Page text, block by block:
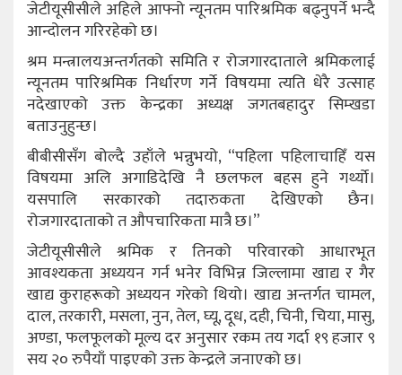
जेटीयूसीसीले अहिले आफ्नो न्यूनतम पारिश्रमिक बढ्नुपर्ने भन्दै
आन्दोलन गरिरहेको छ।
श्रम मन्त्रालयअन्तर्गतको समिति र रोजगारदाताले श्रमिकलाई
न्यूनतम पारिश्रमिक निर्धारण गर्ने विषयमा त्यति धेरै उत्साह
नदेखाएको उक्त केन्द्रका अध्यक्ष जगतबहादुर सिम्खडा
बताउनुहुन्छ।
बीबीसीसँग बोल्दै उहाँले भन्नुभयो, “पहिला पहिलाचाहिँ यस
विषयमा अलि अगाडिदेखि नै छलफल बहस हुने गर्थ्यो।
यसपालि सरकारको तदारुकता देखिएको छैन।
रोजगारदाताको त औपचारिकता मात्रै छ।”
जेटीयूसीसीले श्रमिक र तिनको परिवारको आधारभूत
आवश्यकता अध्ययन गर्न भनेर विभिन्न जिल्लामा खाद्य र गैर
खाद्य कुराहरूको अध्ययन गरेको थियो। खाद्य अन्तर्गत चामल,
दाल, तरकारी, मसला, नुन, तेल, घ्यू, दूध, दही, चिनी, चिया, मासु,
अण्डा, फलफूलको मूल्य दर अनुसार रकम तय गर्दा १९ हजार ९
सय २० रुपैयाँ पाइएको उक्त केन्द्रले जनाएको छ।